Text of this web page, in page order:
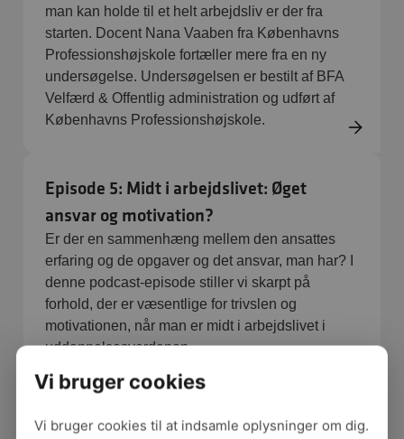
man kan holde til et helt arbejdsliv er der fra
starten. Docent Nana Vaaben fra Københavns
Professionshøjskole fortæller mere fra en ny
undersøgelse. Undersøgelsen er bestilt af BFA
Velfærd & Offentlig administration og udført af
Københavns Professionshøjskole.
Episode 5: Midt i arbejdslivet: Øget
ansvar og motivation?
Er der en sammenhæng mellem den ansattes
erfaring og de opgaver og det ansvar, man har? I
denne podcast-episode stiller vi skarpt på
forhold, der er væsentlige for trivslen og
motivationen, når man er midt i arbejdslivet i
uddannelsesverdenen.
Episode 6: Mestringsstrategier: Fra
Vi bruger cookies
Vi bruger cookies til at indsamle oplysninger om dig.